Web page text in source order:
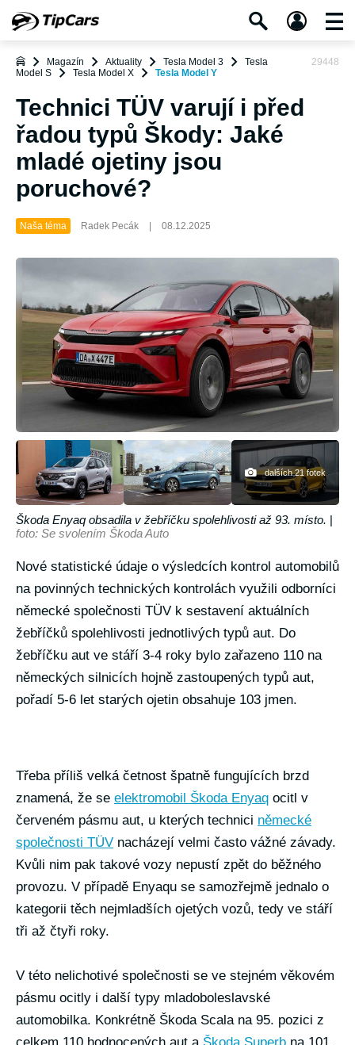
Magazín Aktuality Tesla Model 3
Tesla
Model S
Tesla Model X Tesla Model Y
29448
Technici TÜV varují i před
řadou typů Škody: Jaké
mladé ojetiny jsou
poruchové?
Naša téma Radek Pecák 08.12.2025
dalších 21 fotek
Škoda Enyaq obsadila v žebříčku spolehlivosti až 93. místo. |
foto: Se svolením Škoda Auto
Nové statistické údaje o výsledcích kontrol automobilů
na povinných technických kontrolách využili odborníci
německé společnosti TÜV k sestavení aktuálních
žebříčků spolehlivosti jednotlivých typů aut. Do
žebříčku aut ve stáří 3-4 roky bylo zařazeno 110 na
německých silnicích hojně zastoupených typů aut,
pořadí 5-6 let starých ojetin obsahuje 103 jmen.
Třeba příliš velká četnost špatně fungujících brzd
znamená, že se elektromobil Škoda Enyaq ocitl v
červeném pásmu aut, u kterých technici německé
společnosti TÜV nacházejí velmi často vážné závady.
Kvůli nim pak takové vozy nepustí zpět do běžného
provozu. V případě Enyaqu se samozřejmě jednalo o
kategorii těch nejmladších ojetých vozů, tedy ve stáří
tři až čtyři roky.
V této nelichotivé společnosti se ve stejném věkovém
pásmu ocitly i další typy mladoboleslavské
automobilka. Konkrétně Škoda Scala na 95. pozici z